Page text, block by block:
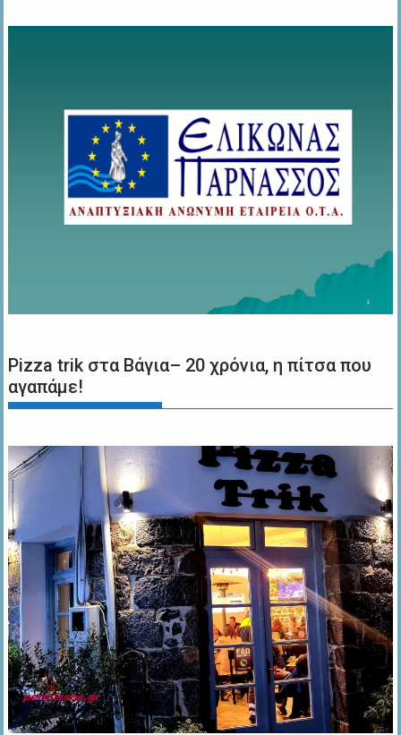
Pizza trik στα Βάγια– 20 χρόνια, η πίτσα που
αγαπάμε!